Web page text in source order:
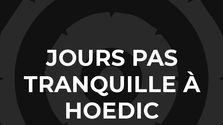
JOURS PAS
TRANQUILLE À
HOEDIC